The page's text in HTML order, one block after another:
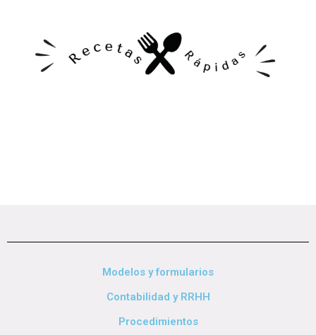
Modelos y formularios
Contabilidad y RRHH
Procedimientos